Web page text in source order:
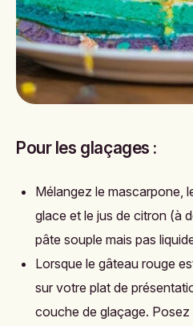
Pour les glaçages :
Mélangez le mascarpone,
glace et le jus de citron (à
pâte souple mais pas
Lorsque le gâteau rouge
sur votre plat de
couche de glaçage. Posez